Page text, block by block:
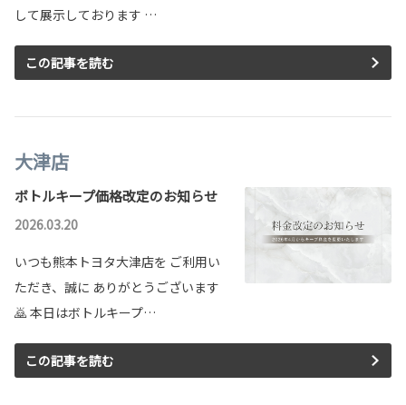
して展示しております …
この記事を読む
大津店
ボトルキープ価格改定のお知らせ
2026.03.20
いつも熊本トヨタ大津店を ご利用い
ただき、誠に ありがとうございます
🙇 本日はボトルキープ…
この記事を読む